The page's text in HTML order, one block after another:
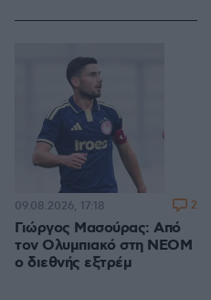
Γιώργος Μασούρας: Από
τον Ολυμπιακό στη ΝΕΟΜ
ο διεθνής εξτρέμ
09.08.2026, 17:18 2